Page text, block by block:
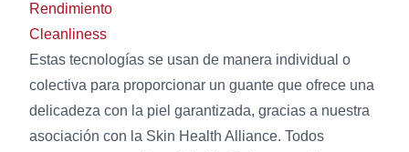
Rendimiento
Cleanliness
Estas tecnologías se usan de manera individual o
colectiva para proporcionar un guante que ofrece una
delicadeza con la piel garantizada, gracias a nuestra
asociación con la Skin Health Alliance. Todos